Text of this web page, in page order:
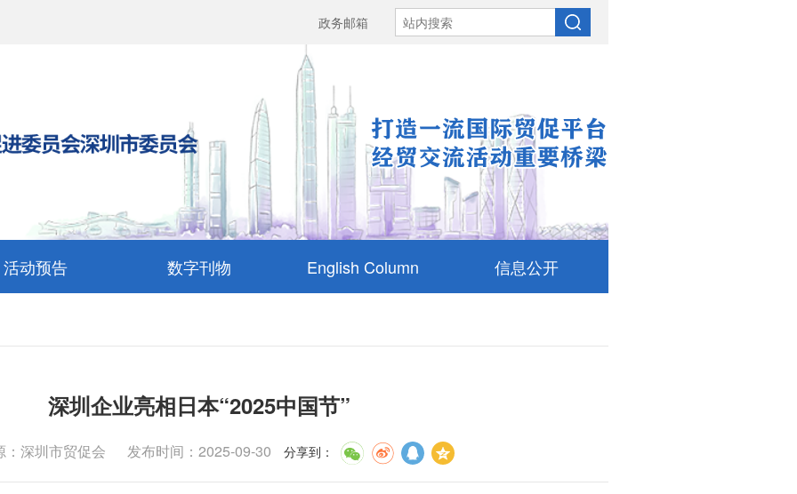
政务邮箱
活动预告 数字刊物 English Column 信息公开
深圳企业亮相日本“2025中国节”
：深圳市贸促会 发布时间：2025-09-30 分享到 ：